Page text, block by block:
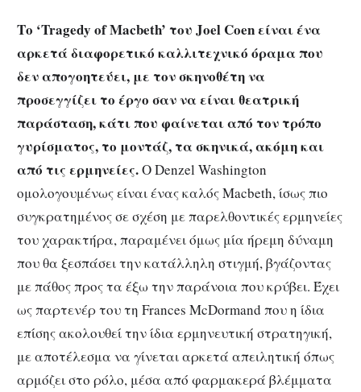
Το ‘Tragedy of Macbeth’ του Joel Coen είναι ένα
αρκετά διαφορετικό καλλιτεχνικό όραμα που
δεν απογοητεύει, με τον σκηνοθέτη να
προσεγγίζει το έργο σαν να είναι θεατρική
παράσταση, κάτι που φαίνεται από τον τρόπο
γυρίσματος, το μοντάζ, τα σκηνικά, ακόμη και
από τις ερμηνείες.Ο Denzel Washington
ομολογουμένως είναι ένας καλός Macbeth, ίσως πιο
συγκρατημένος σε σχέση με παρελθοντικές ερμηνείες
του χαρακτήρα, παραμένει όμως μία ήρεμη δύναμη
που θα ξεσπάσει την κατάλληλη στιγμή, βγάζοντας
με πάθος προς τα έξω την παράνοια που κρύβει. Έχει
ως παρτενέρ του τη Frances McDormand που η ίδια
επίσης ακολουθεί την ίδια ερμηνευτική στρατηγική,
με αποτέλεσμα να γίνεται αρκετά απειλητική όπως
αρμόζει στο ρόλο, μέσα από φαρμακερά βλέμματα